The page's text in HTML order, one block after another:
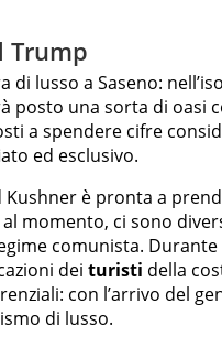
Trump
lusso a Saseno:
posto una sorta di oasi
a spendere cifre
ed esclusivo.
Kushner è pronta a
momento, ci sono
comunista. Durante
dei turisti della
con l’arrivo del
di lusso.